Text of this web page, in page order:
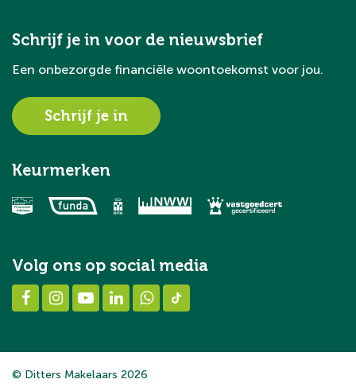
Schrijf je in voor de nieuwsbrief
Een onbezorgde financiële woontoekomst voor jou.
Schrijf je in
Keurmerken
Volg ons op social media
© Ditters Makelaars 2026